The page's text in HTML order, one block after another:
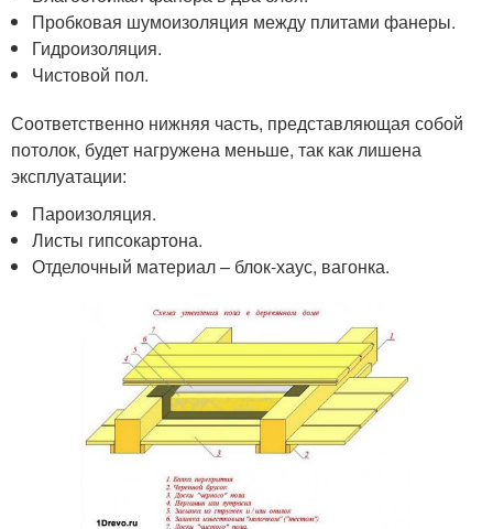
Пробковая шумоизоляция между плитами фанеры.
Гидроизоляция.
Чистовой пол.
Соответственно нижняя часть, представляющая собой
потолок, будет нагружена меньше, так как лишена
эксплуатации:
Пароизоляция.
Листы гипсокартона.
Отделочный материал – блок-хаус, вагонка.